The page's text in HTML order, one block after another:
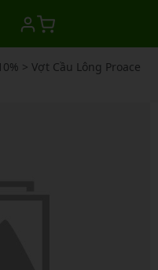
> Vợt Cầu Lông Proace